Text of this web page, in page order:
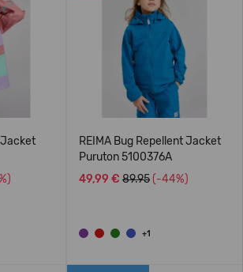
Jacket
REIMA Bug Repellent Jacket
Puruton 5100376A
49,99 € 89.95 (-44%)
+1